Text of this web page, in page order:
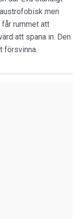
men
rummet att
att spana in. Den
försvinna.